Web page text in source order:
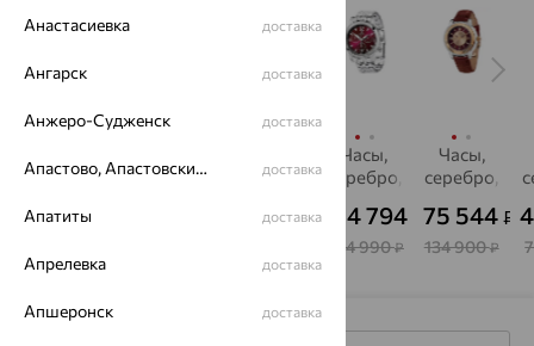
серебро,
147 834
серебро,
серебро,
15 114₽
Часы,
серебро,
114 794 ₽
204 990₽
Часы,
серебро,
75 544 ₽
134 900₽
Анастасиевка доставка
Ангарск доставка
Анжеро-Судженск доставка
Апастово, Апастовский район доставка
Апатиты доставка
Апрелевка доставка
Апшеронск доставка